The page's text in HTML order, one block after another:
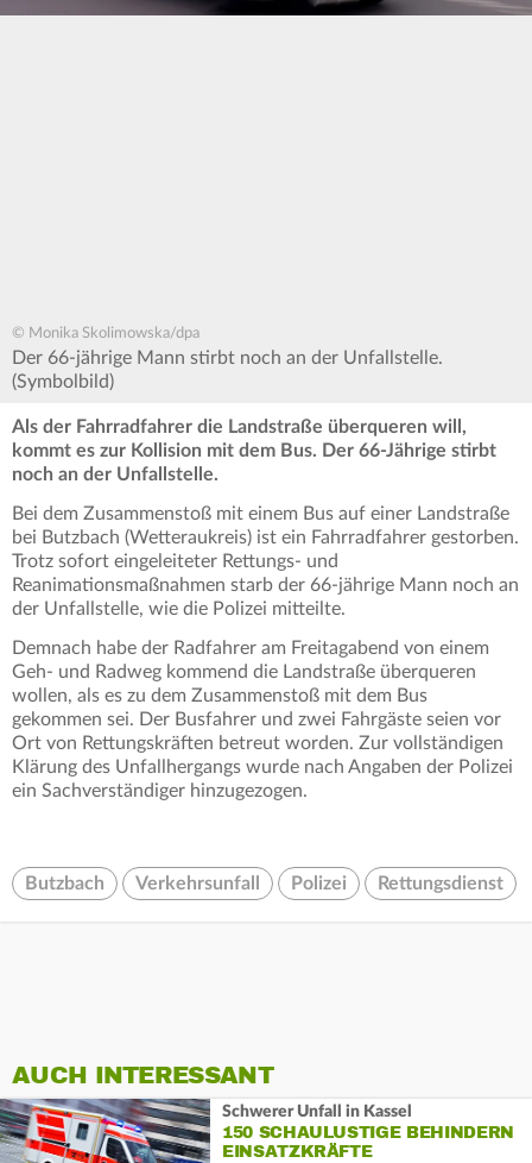
© Monika Skolimowska/dpa
Der 66-jährige Mann stirbt noch an der Unfallstelle.
(Symbolbild)
Als der Fahrradfahrer die Landstraße überqueren will,
kommt es zur Kollision mit dem Bus. Der 66-Jährige stirbt
noch an der Unfallstelle.
Bei dem Zusammenstoß mit einem Bus auf einer Landstraße
bei Butzbach (Wetteraukreis) ist ein Fahrradfahrer gestorben.
Trotz sofort eingeleiteter Rettungs- und
Reanimationsmaßnahmen starb der 66-jährige Mann noch an
der Unfallstelle, wie die Polizei mitteilte.
Demnach habe der Radfahrer am Freitagabend von einem
Geh- und Radweg kommend die Landstraße überqueren
wollen, als es zu dem Zusammenstoß mit dem Bus
gekommen sei. Der Busfahrer und zwei Fahrgäste seien vor
Ort von Rettungskräften betreut worden. Zur vollständigen
Klärung des Unfallhergangs wurde nach Angaben der Polizei
ein Sachverständiger hinzugezogen.
Butzbach Verkehrsunfall Polizei Rettungsdienst
AUCH INTERESSANT
Schwerer Unfall in Kassel
150 SCHAULUSTIGE BEHINDERN
EINSATZKRÄFTE